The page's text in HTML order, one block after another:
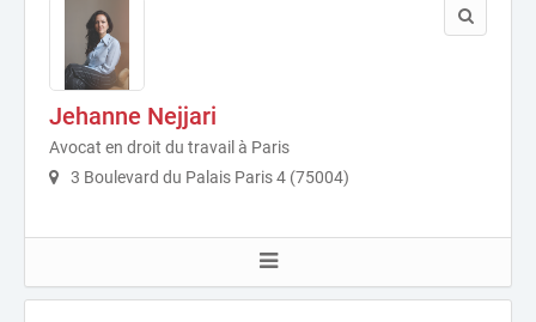
Jehanne Nejjari
Avocat en droit du travail à Paris
3 Boulevard du Palais Paris 4 (75004)